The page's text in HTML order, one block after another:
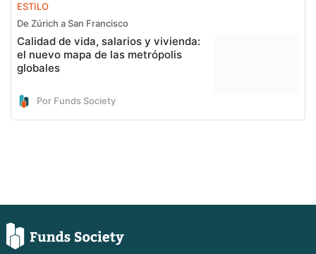
ESTILO
De Zúrich a San Francisco
Calidad de vida, salarios y vivienda:
el nuevo mapa de las metrópolis
globales
Por Funds Society